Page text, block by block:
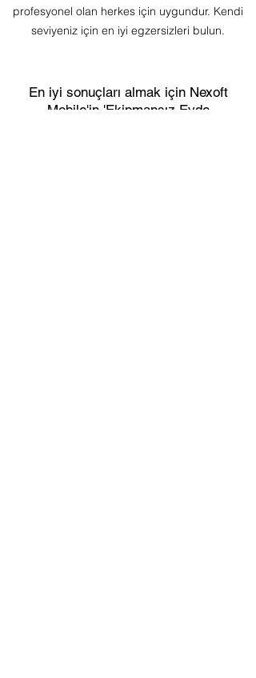
profesyonel olan herkes için uygundur. Kendi
seviyeniz için en iyi egzersizleri bulun.
En iyi sonuçları almak için Nexoft
Mobile'in 'Ekipmansız Evde